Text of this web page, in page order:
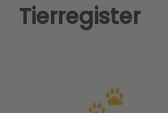
Tierregister